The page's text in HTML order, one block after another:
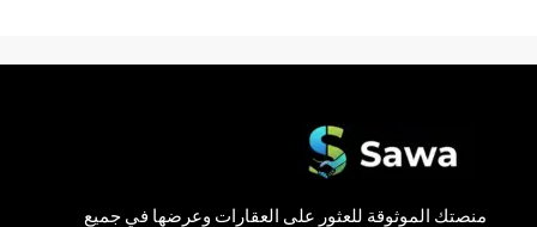
منصتك الموثوقة للعثور على العقارات وعرضها في جميع